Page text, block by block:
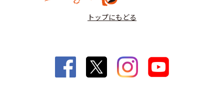
トップにもどる